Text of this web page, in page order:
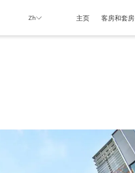
Zh 主页 客房和套房